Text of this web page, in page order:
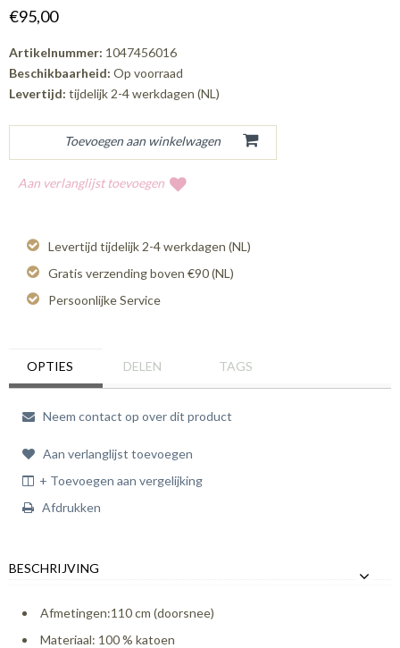
€95,00
Artikelnummer: 1047456016
Beschikbaarheid: Op voorraad
Levertijd: tijdelijk 2-4 werkdagen (NL)
Aan verlanglijst toevoegen
Levertijd tijdelijk 2-4 werkdagen (NL)
Gratis verzending boven €90 (NL)
Persoonlijke Service
OPTIES DELEN TAGS
Neem contact op over dit product
Aan verlanglijst toevoegen
+ Toevoegen aan vergelijking
Afdrukken
BESCHRIJVING
Afmetingen:110 cm (doorsnee)
Materiaal: 100 % katoen